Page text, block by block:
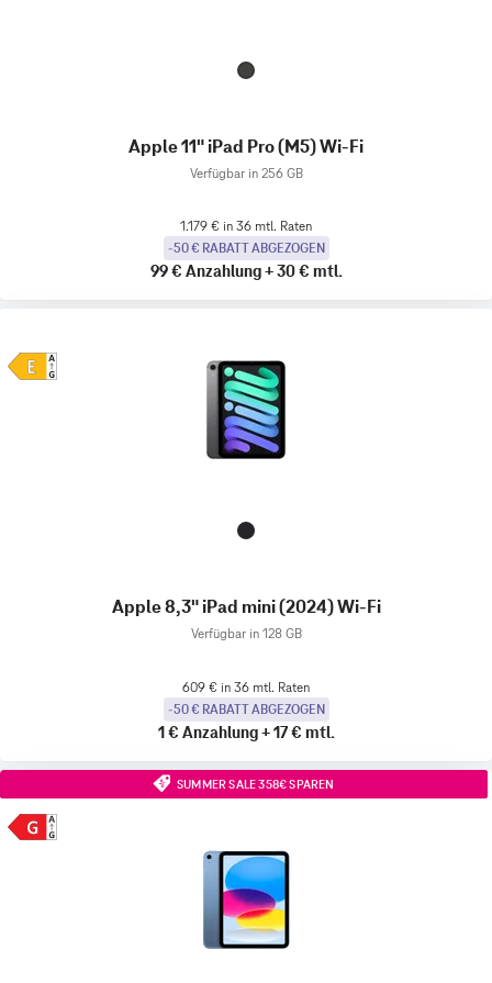
Apple 11" iPad Pro (M5) Wi-Fi
Verfügbar in 256 GB
1.179 € in 36 mtl. Raten
-50 € RABATT ABGEZOGEN
99 € Anzahlung+30 € mtl.
Apple 8,3" iPad mini (2024) Wi-Fi
Verfügbar in 128 GB
609 € in 36 mtl. Raten
-50 € RABATT ABGEZOGEN
1 € Anzahlung+17 € mtl.
SUMMER SALE 358€ SPAREN